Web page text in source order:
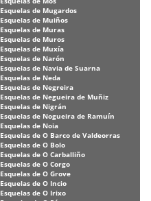
Esquelas de Mugardos
Esquelas de Muiños
Esquelas de Muras
Esquelas de Muros
Esquelas de Muxía
Esquelas de Narón
Esquelas de Navia de Suarna
Esquelas de Neda
Esquelas de Negreira
Esquelas de Negueira de Muñiz
Esquelas de Nigrán
Esquelas de Nogueira de Ramuín
Esquelas de Noia
Esquelas de O Barco de Valdeorras
Esquelas de O Bolo
Esquelas de O Carballiño
Esquelas de O Corgo
Esquelas de O Grove
Esquelas de O Incio
Esquelas de O Irixo